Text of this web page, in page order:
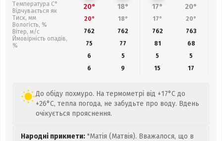
Температура С°
Відчувається як
Тиск, мм
Вологість, %
Вітер, м/с
Ймовірність опадів,
%
20° 18° 17° 20°
20° 18° 17° 20°
762
762 762 763
75
77 81 68
6
5 5
5
6
9 15 17
До обіду похмуро. На термометрі від +17°C до
+26°C, тепла погода, не забудьте про воду. Вдень
очікується прояснення.
Народні прикмети: "Матія (Матвія). Вважалося, що в